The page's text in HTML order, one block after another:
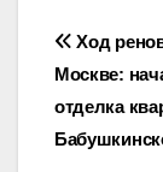
по
Ход
Москве:
отделка